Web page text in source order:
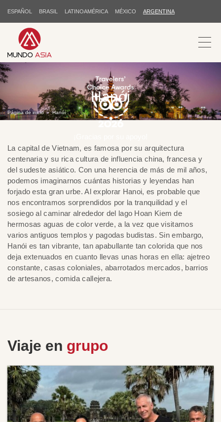
ESPAÑOL BRASIL LATINOAMÉRICA MÉXICO ARGENTINA
Hanói
Página de inicio Hanói
La capital de Vietnam, es famosa por su arquitectura
centenaria y su rica cultura de influencia china, francesa y
del sudeste asiático. Con una herencia de más de mil años,
podemos imaginarnos cuántas historias y leyendas han
forjado esta gran urbe. Al explorar Hanoi, es probable que
nos encontramos sorprendidos por la tranquilidad y el
sosiego al caminar alrededor del lago Hoan Kiem de
hermosas aguas de color verde, a la vez que visitamos
varios antiguos templos y pagodas budistas. Sin embargo,
Hanói es tan vibrante, tan apabullante tan colorida que nos
deja extenuados en cuanto llevas unas horas en ella: ajetreo
constante, casas coloniales, abarrotados mercados, barrios
de artesanos, comida callejera.
Viaje en grupo